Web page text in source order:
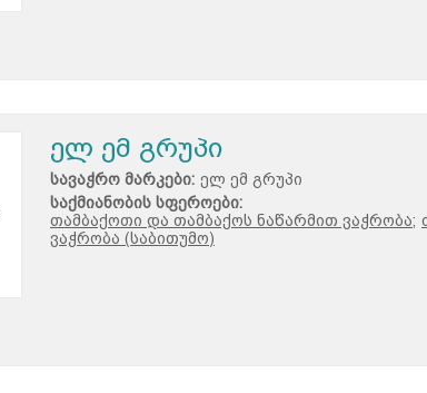
ელ ემ გრუპი
სავაჭრო მარკები: ელ ემ გრუპი
საქმიანობის სფეროები:
თამბაქოთი და თამბაქოს ნაწარმით ვაჭრობა;
ვაჭრობა (საბითუმო)